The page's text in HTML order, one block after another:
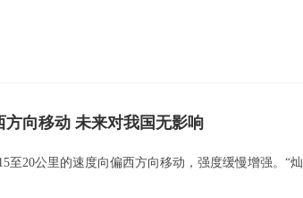
方向移动 未来对我国无影响
至20公里的速度向偏西方向移动，强度缓慢增强。“灿